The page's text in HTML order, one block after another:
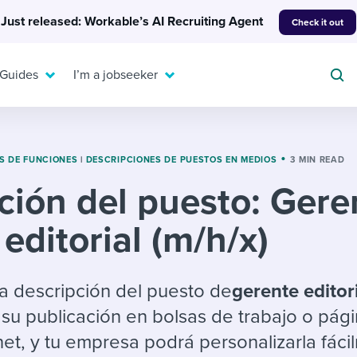
Just released: Workable’s AI Recruiting Agent Check it out
candidates
hiring pipelines
Or browse by
A flexible workplace
means new ways of
working. Pick up tips
question templates
checklists
& reports
EXPERT INSIGHTS
Get insights, guidance,
and tips from those in
the know.
I’m a jobseeker
resources
For your job search:
INTERVIEWS & ANSWERS
Typical interview
answers for each.
DE FUNCIONES | DESCRIPCIONES DE PUESTOS EN MEDIOS 3 MIN READ
del puesto:
editorial (m/h/x)
descripción del puesto degerente
publicación en bolsas de trabajo o
y tu empresa podrá personalizarla